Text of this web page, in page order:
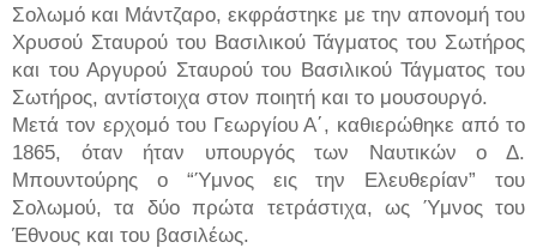
Σολωμό και Μάντζαρο, εκφράστηκε με την απονομή του
Χρυσού Σταυρού του Βασιλικού Τάγματος του Σωτήρος
και του Αργυρού Σταυρού του Βασιλικού Τάγματος του
Σωτήρος, αντίστοιχα στον ποιητή και το μουσουργό.
Μετά τον ερχομό του Γεωργίου Α΄, καθιερώθηκε από το
1865, όταν ήταν υπουργός των Ναυτικών ο Δ.
Μπουντούρης ο “Ύμνος εις την Ελευθερίαν” του
Σολωμού, τα δύο πρώτα τετράστιχα, ως Ύμνος του
Έθνους και του βασιλέως.